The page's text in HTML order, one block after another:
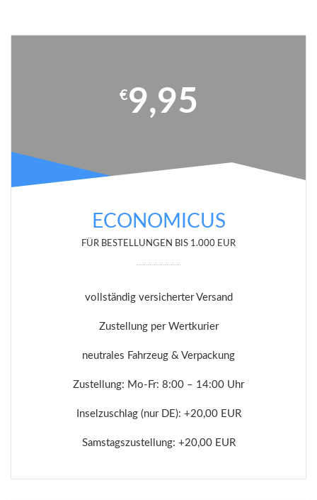
€9,95
ECONOMICUS
FÜR BESTELLUNGEN BIS 1.000 EUR
vollständig versicherter Versand
Zustellung per Wertkurier
neutrales Fahrzeug & Verpackung
Zustellung: Mo-Fr: 8:00 – 14:00 Uhr
Inselzuschlag (nur DE): +20,00 EUR
Samstagszustellung: +20,00 EUR